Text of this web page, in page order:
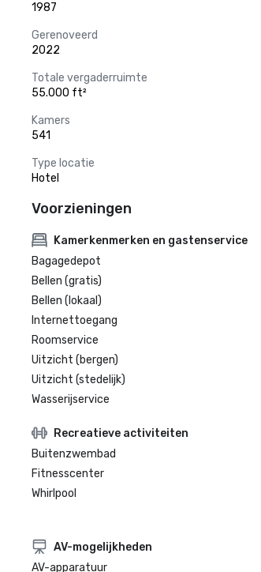
1987
Gerenoveerd
2022
Totale vergaderruimte
55.000 ft²
Kamers
541
Type locatie
Hotel
Voorzieningen
Kamerkenmerken en gastenservice
Bagagedepot
Bellen (gratis)
Bellen (lokaal)
Internettoegang
Roomservice
Uitzicht (bergen)
Uitzicht (stedelijk)
Wasserijservice
Recreatieve activiteiten
Buitenzwembad
Fitnesscenter
Whirlpool
AV-mogelijkheden
AV-apparatuur